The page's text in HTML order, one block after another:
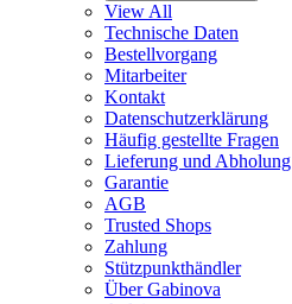
View All
Technische Daten
Bestellvorgang
Mitarbeiter
Kontakt
Datenschutzerklärung
Häufig gestellte Fragen
Lieferung und Abholung
Garantie
AGB
Trusted Shops
Zahlung
Stützpunkthändler
Über Gabinova